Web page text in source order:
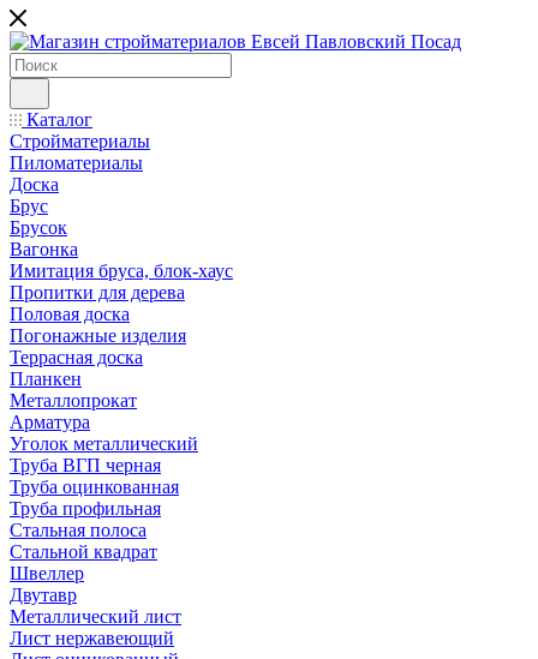
Каталог
Стройматериалы
Пиломатериалы
Доска
Брус
Брусок
Вагонка
Имитация бруса, блок-хаус
Пропитки для дерева
Половая доска
Погонажные изделия
Террасная доска
Планкен
Металлопрокат
Арматура
Уголок металлический
Труба ВГП черная
Труба оцинкованная
Труба профильная
Стальная полоса
Стальной квадрат
Швеллер
Двутавр
Металлический лист
Лист нержавеющий